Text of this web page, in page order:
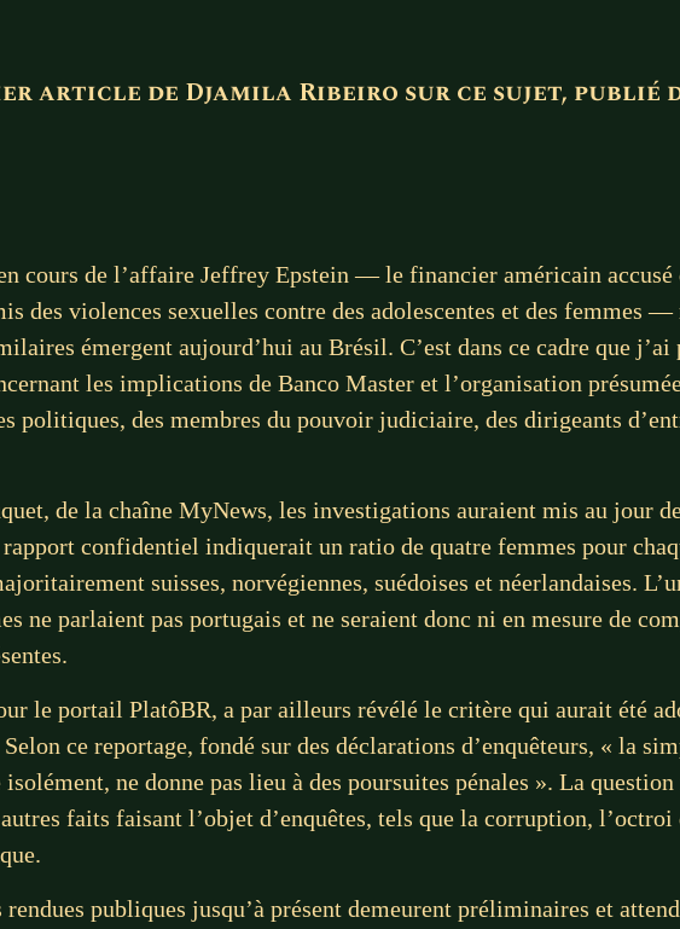
article de Djamila Ribeiro sur ce sujet, publié
cours de l’affaire Jeffrey Epstein — le financier américain
des violences sexuelles contre des adolescentes et des femmes —
émergent aujourd’hui au Brésil. C’est dans ce cadre que j’ai
les implications de Banco Master et l’organisation
politiques, des membres du pouvoir judiciaire, des dirigeants
de la chaîne MyNews, les investigations auraient mis au jour
confidentiel indiquerait un ratio de quatre femmes pour
suisses, norvégiennes, suédoises et néerlandaises.
ne parlaient pas portugais et ne seraient donc ni en mesure de
le portail PlatôBR, a par ailleurs révélé le critère qui aurait été
ce reportage, fondé sur des déclarations d’enquêteurs, « la
ne donne pas lieu à des poursuites pénales ». La question
faits faisant l’objet d’enquêtes, tels que la corruption, l’octroi
publiques jusqu’à présent demeurent préliminaires et